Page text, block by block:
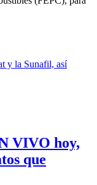
VIVO hoy,
que